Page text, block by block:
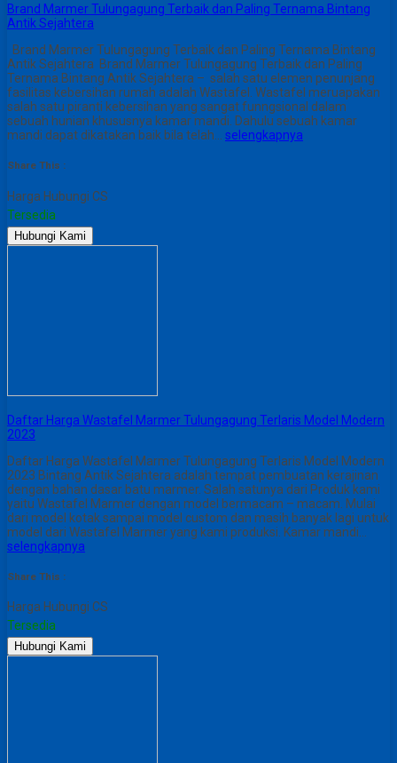
Brand Marmer Tulungagung Terbaik dan Paling Ternama Bintang
Antik Sejahtera
Brand Marmer Tulungagung Terbaik dan Paling Ternama Bintang
Antik Sejahtera Brand Marmer Tulungagung Terbaik dan Paling
Ternama Bintang Antik Sejahtera – salah satu elemen penunjang
fasilitas kebersihan rumah adalah Wastafel. Wastafel meruapakan
salah satu piranti kebersihan yang sangat funngsional dalam
sebuah hunian khususnya kamar mandi. Dahulu sebuah kamar
mandi dapat dikatakan baik bila telah… selengkapnya
Share This :
Harga Hubungi CS
Tersedia
Hubungi Kami
Daftar Harga Wastafel Marmer Tulungagung Terlaris Model Modern
2023
Daftar Harga Wastafel Marmer Tulungagung Terlaris Model Modern
2023 Bintang Antik Sejahtera adalah tempat pembuatan kerajinan
dengan bahan dasar batu marmer. Salah satunya dari Produk kami
yaitu Wastafel Marmer dengan model bermacam – macam. Mulai
dari model kotak sampai model custom dan masih banyak lagi untuk
model dari Wastafel Marmer yang kami produksi. Kamar mandi…
selengkapnya
Share This :
Harga Hubungi CS
Tersedia
Hubungi Kami